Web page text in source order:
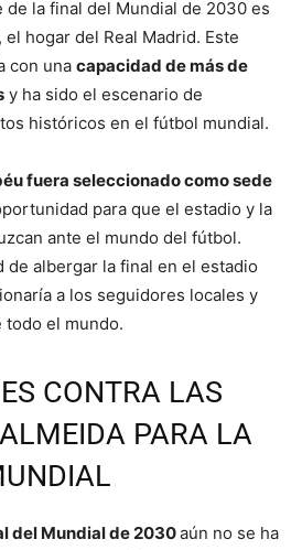
la final del Mundial de 2030 es
hogar del Real Madrid. Este
con una capacidad de más de
y ha sido el escenario de
históricos en el fútbol mundial.
fuera seleccionado como sede
para que el estadio y la
ante el mundo del fútbol.
de albergar la final en el estadio
a los seguidores locales y
todo el mundo.
CONTRA LAS
PARA LA
del Mundial de 2030aún no se ha